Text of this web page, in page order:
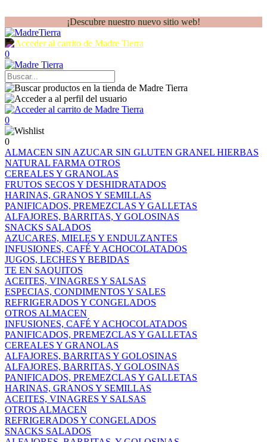
¡Descubre nuestro nuevo sitio web!
0
0
0
ALMACEN SIN AZUCAR SIN GLUTEN GRANEL HIERBAS
NATURAL FARMA OTROS
CEREALES Y GRANOLAS
FRUTOS SECOS Y DESHIDRATADOS
HARINAS, GRANOS Y SEMILLAS
PANIFICADOS, PREMEZCLAS Y GALLETAS
ALFAJORES, BARRITAS, Y GOLOSINAS
SNACKS SALADOS
AZUCARES, MIELES Y ENDULZANTES
INFUSIONES, CAFÉ Y ACHOCOLATADOS
JUGOS, LECHES Y BEBIDAS
TE EN SAQUITOS
ACEITES, VINAGRES Y SALSAS
ESPECIAS, CONDIMENTOS Y SALES
REFRIGERADOS Y CONGELADOS
OTROS ALMACEN
INFUSIONES, CAFÉ Y ACHOCOLATADOS
PANIFICADOS, PREMEZCLAS Y GALLETAS
CEREALES Y GRANOLAS
ALFAJORES, BARRITAS Y GOLOSINAS
ALFAJORES, BARRITAS, Y GOLOSINAS
PANIFICADOS, PREMEZCLAS Y GALLETAS
HARINAS, GRANOS Y SEMILLAS
ACEITES, VINAGRES Y SALSAS
OTROS ALMACEN
REFRIGERADOS Y CONGELADOS
SNACKS SALADOS